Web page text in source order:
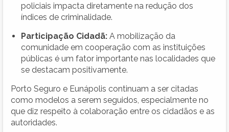
policiais impacta diretamente na redução dos
índices de criminalidade.
Participação Cidadã: A mobilização da
comunidade em cooperação com as instituições
públicas é um fator importante nas localidades que
se destacam positivamente.
Porto Seguro e Eunápolis continuam a ser citadas
como modelos a serem seguidos, especialmente no
que diz respeito à colaboração entre os cidadãos e as
autoridades.